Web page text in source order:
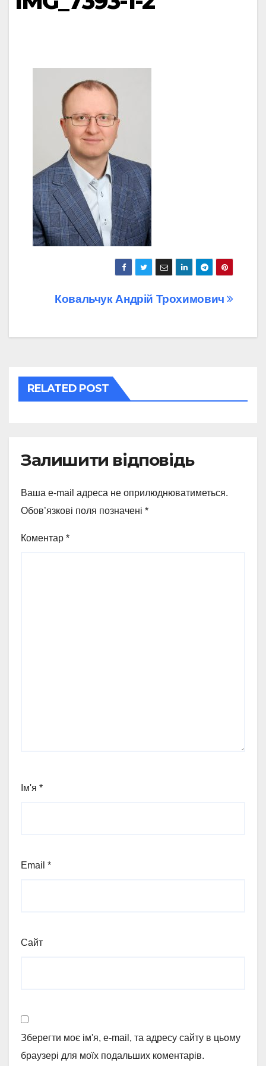
Навігація
Ковальчук Андрій Трохимович
RELATED POST
Залишити відповідь
Ваша e-mail адреса не оприлюднюватиметься.
Обов’язкові поля позначені *
Коментар *
Ім'я *
Email *
Сайт
Зберегти моє ім'я, e-mail, та адресу сайту в цьому
браузері для моїх подальших коментарів.